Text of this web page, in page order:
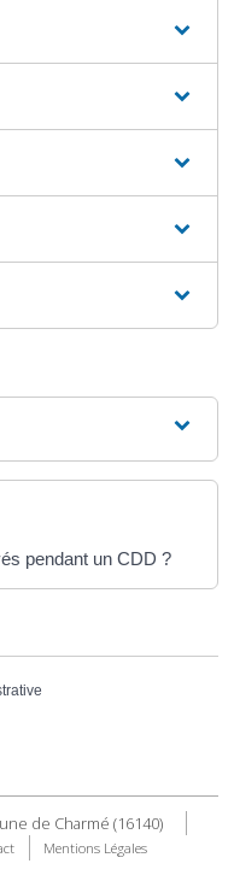
pendant un CDD ?
de Charmé (16140)
Mentions Légales